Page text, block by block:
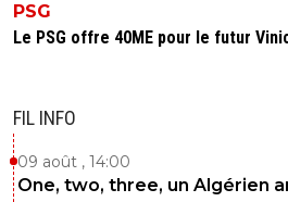
PSG
Le PSG offre 40ME pour le futur
FIL INFO
09 août , 14:00
One, two, three, un Algérien